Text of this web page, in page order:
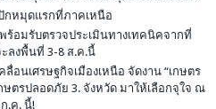
กหมุดแรกที่ภาคเหนือ
ร้อมรับตรวจประเมินทางเทคนิคจากที่
ลงพื้นที่ 3-8 ส.ค.นี้
อนเศรษฐกิจเมืองเหนือ จัดงาน “เกษตร
ษตรปลอดภัย 3. จังหวัด มาให้เลือกจุใจ ณ
.ค. นี้!